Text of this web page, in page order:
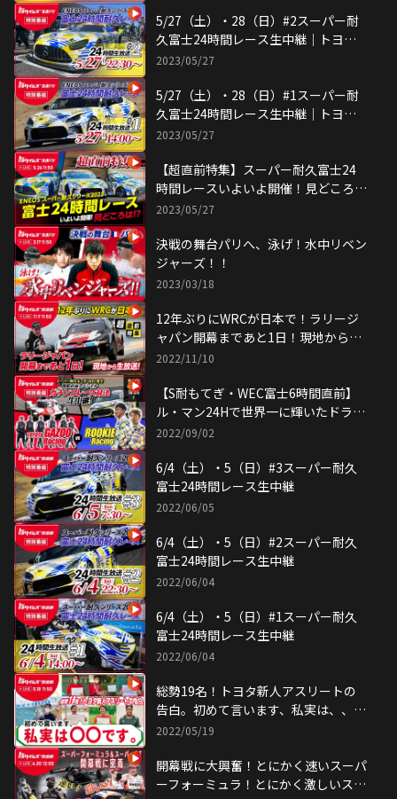
5/27（土）・28（日）#2スーパー耐
久富士24時間レース生中継｜トヨタ
イムズ
2023/05/27
5/27（土）・28（日）#1スーパー耐
久富士24時間レース生中継｜トヨタ
イムズ
2023/05/27
【超直前特集】スーパー耐久富士24
時間レースいよいよ開催！見どころ
は！？
2023/05/27
決戦の舞台パリへ、泳げ！水中リベン
ジャーズ！！
2023/03/18
12年ぶりにWRCが日本で！ラリージ
ャパン開幕まであと1日！現地から生
放送！！
2022/11/10
【S耐もてぎ・WEC富士6時間直前】
ル・マン24Hで世界一に輝いたドライ
バーのガチンコレース対決生中継！
2022/09/02
6/4（土）・5（日）#3スーパー耐久
富士24時間レース生中継
2022/06/05
6/4（土）・5（日）#2スーパー耐久
富士24時間レース生中継
2022/06/04
6/4（土）・5（日）#1スーパー耐久
富士24時間レース生中継
2022/06/04
総勢19名！トヨタ新人アスリートの
告白。初めて言います、私実は、、、
です。
2022/05/19
開幕戦に大興奮！とにかく速いスーパ
ーフォーミュラ！とにかく激しいスー